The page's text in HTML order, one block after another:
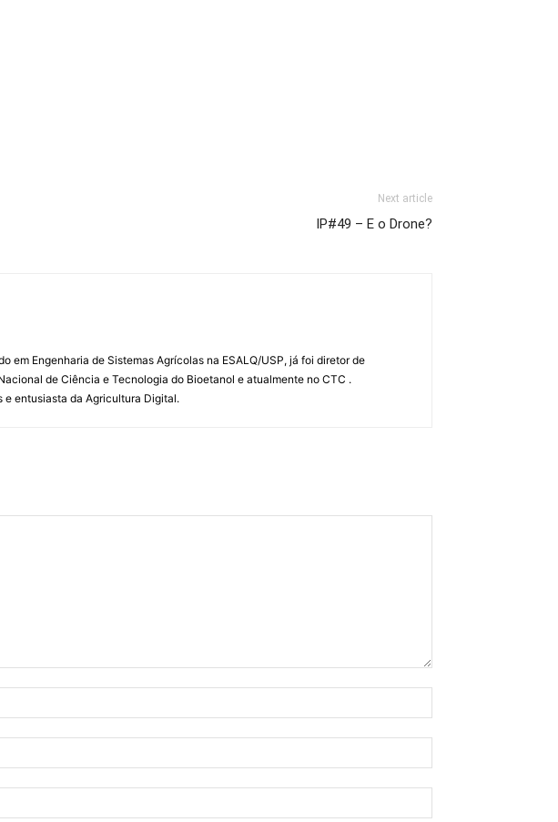
Next article
IP#49 – E o Drone?
em Engenharia de Sistemas Agrícolas na ESALQ/USP, já foi diretor de
de Ciência e Tecnologia do Bioetanol e atualmente no CTC .
e entusiasta da Agricultura Digital.